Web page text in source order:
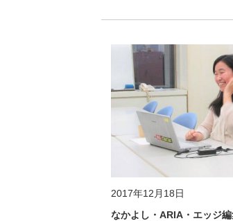
2017年12月18日
なかよし・ARIA・エッジ